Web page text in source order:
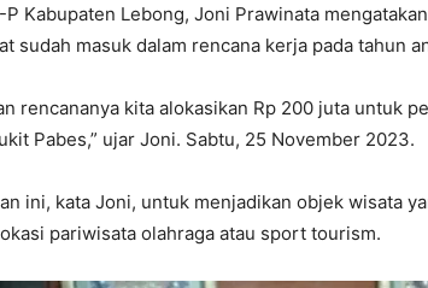
P Kabupaten Lebong, Joni Prawinata
sudah masuk dalam rencana kerja pada tahun
rencananya kita alokasikan Rp 200 juta untuk
Pabes,” ujar Joni. Sabtu, 25 November 2023.
ini, kata Joni, untuk menjadikan objek wisata
pariwisata olahraga atau sport tourism.